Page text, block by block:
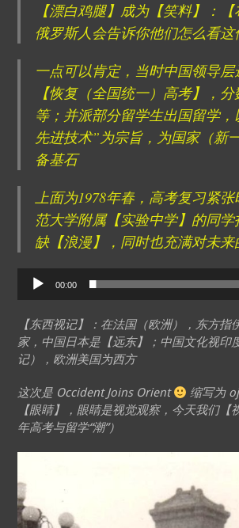
【漂白鸡腿】成为【笑料】：【
俄罗斯人会告诉你他们怎么看这
一点可以肯定，当时中国领导层
【恢复（全国统一）高考】，
等；并派部分留学生出国留学
先进技术”为宗旨，为国家（新
备基石
上面为1978年春，高考复习紧
范大学附属【实验中学】的同
缺【浪漫】，同时也充满对未来
Audio
Player
00:00
【东西视记】：在法国（欧洲），东方指
家，中国日本是【远东】；中国文化视印
记），欧洲美国为西方
这次是 Occident Joins Orient
缩写为
【眼睛】，眼睛是视觉观察，今天我们【
年高考与留学“潮”）